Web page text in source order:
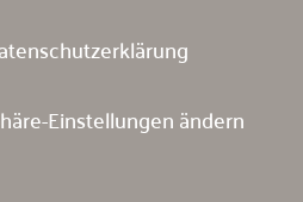
Einstellungen ändern